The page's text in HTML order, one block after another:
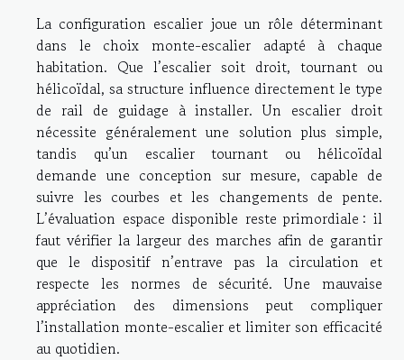
La configuration escalier joue un rôle déterminant
dans le choix monte-escalier adapté à chaque
habitation. Que l’escalier soit droit, tournant ou
hélicoïdal, sa structure influence directement le type
de rail de guidage à installer. Un escalier droit
nécessite généralement une solution plus simple,
tandis qu’un escalier tournant ou hélicoïdal
demande une conception sur mesure, capable de
suivre les courbes et les changements de pente.
L’évaluation espace disponible reste primordiale : il
faut vérifier la largeur des marches afin de garantir
que le dispositif n’entrave pas la circulation et
respecte les normes de sécurité. Une mauvaise
appréciation des dimensions peut compliquer
l’installation monte-escalier et limiter son efficacité
au quotidien.